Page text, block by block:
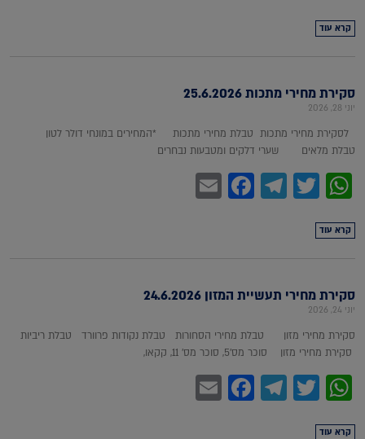
קרא עוד
סקירת מחירי מתכות 25.6.2026
יוני 28, 2026
לסקירת מחירי מתכות טבלת מחירי מתכות *המחירים במונחי דולר לטון
טבלת מלאים שערי דלקים ומטבעות נבחרים
WhatsApp
Twitter
Telegram
Facebook
קרא עוד
סקירת מחירי תעשיית המזון 24.6.2026
יוני 24, 2026
סקירת מחירי מזון טבלת מחירי הסחורות טבלת נקודות פרוורד טבלת ריביות
סקירת מחירי מזון סוכר מס'5, סוכר מס' 11, קקאו,
WhatsApp
Twitter
Telegram
Facebook
קרא עוד